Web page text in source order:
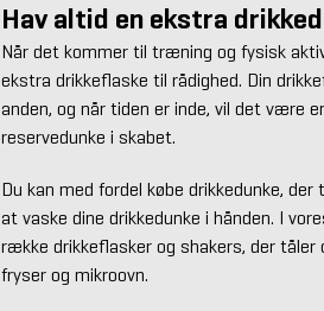
Hav altid en ekstra
Når det kommer til træning og fysisk
ekstra drikkeflaske til rådighed. Din
anden, og når tiden er inde, vil det være
reservedunke i skabet.
Du kan med fordel købe drikkedunke,
at vaske dine drikkedunke i hånden. I
række drikkeflasker og shakers, der tåler
fryser og mikroovn.